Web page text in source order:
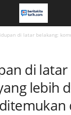
di latar belakang:
di latar
lebih